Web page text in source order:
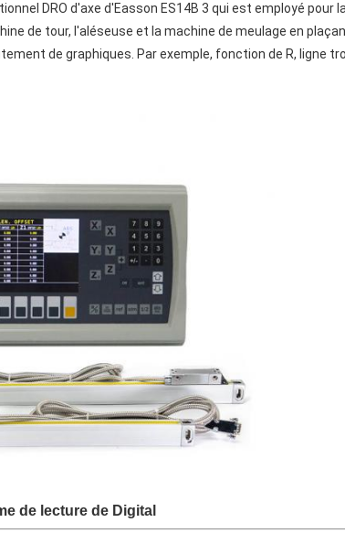
DRO d'axe d'Easson ES14B 3 qui est employé pour
de tour, l'aléseuse et la machine de meulage en
de graphiques. Par exemple, fonction de R, ligne
de lecture de Digital